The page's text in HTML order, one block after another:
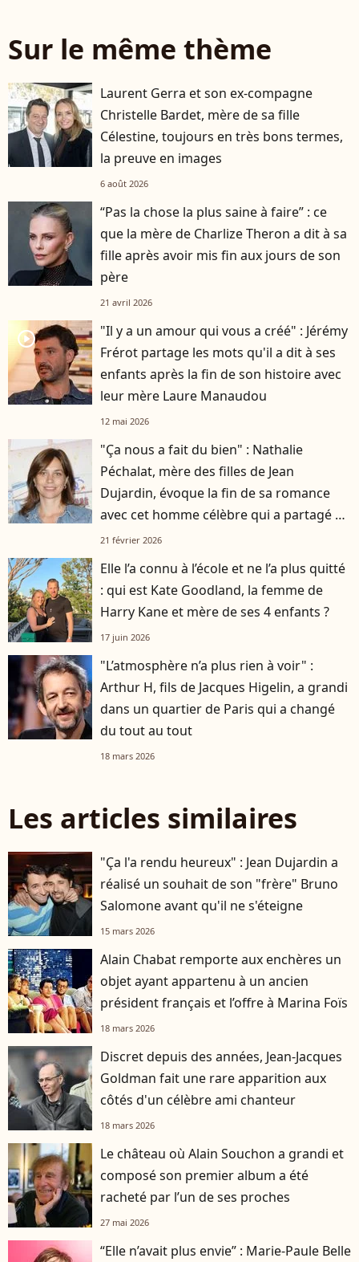
Sur le même thème
Laurent Gerra et son ex-compagne
Christelle Bardet, mère de sa fille
Célestine, toujours en très bons termes,
la preuve en images
6 août 2026
“Pas la chose la plus saine à faire” : ce
que la mère de Charlize Theron a dit à sa
fille après avoir mis fin aux jours de son
père
21 avril 2026
player2
"Il y a un amour qui vous a créé" : Jérémy
Frérot partage les mots qu'il a dit à ses
enfants après la fin de son histoire avec
leur mère Laure Manaudou
12 mai 2026
"Ça nous a fait du bien" : Nathalie
Péchalat, mère des filles de Jean
Dujardin, évoque la fin de sa romance
avec cet homme célèbre qui a partagé sa
vie
21 février 2026
Elle l’a connu à l’école et ne l’a plus quitté
: qui est Kate Goodland, la femme de
Harry Kane et mère de ses 4 enfants ?
17 juin 2026
"L’atmosphère n’a plus rien à voir" :
Arthur H, fils de Jacques Higelin, a grandi
dans un quartier de Paris qui a changé
du tout au tout
18 mars 2026
Les articles similaires
"Ça l'a rendu heureux" : Jean Dujardin a
réalisé un souhait de son "frère" Bruno
Salomone avant qu'il ne s'éteigne
15 mars 2026
Alain Chabat remporte aux enchères un
objet ayant appartenu à un ancien
président français et l’offre à Marina Foïs
18 mars 2026
Discret depuis des années, Jean-Jacques
Goldman fait une rare apparition aux
côtés d'un célèbre ami chanteur
18 mars 2026
Le château où Alain Souchon a grandi et
composé son premier album a été
racheté par l’un de ses proches
27 mai 2026
“Elle n’avait plus envie” : Marie-Paule Belle